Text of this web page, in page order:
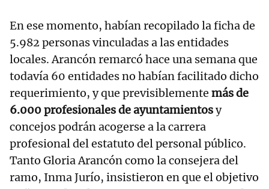
En ese momento, habían recopilado la ficha de
5.982 personas vinculadas a las entidades
locales. Arancón remarcó hace una semana que
todavía 60 entidades no habían facilitado dicho
requerimiento, y que previsiblemente más de
6.000 profesionales de ayuntamientosy
concejos podrán acogerse a la carrera
profesional del estatuto del personal público.
Tanto Gloria Arancón como la consejera del
ramo, Inma Jurío, insistieron en que el objetivo